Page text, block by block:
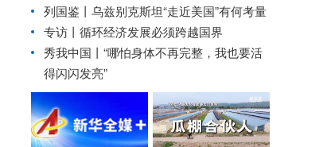
列国鉴丨乌兹别克斯坦“走近美国”有何考量
专访丨循环经济发展必须跨越国界
秀我中国丨 “哪怕身体不再完整，我也要活
得闪闪发亮”